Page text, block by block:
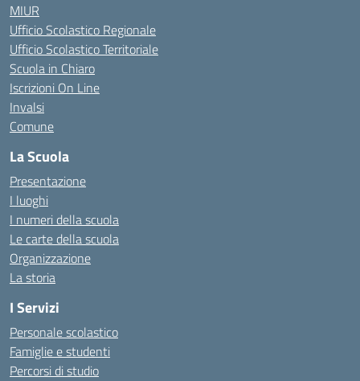
MIUR
Ufficio Scolastico Regionale
Ufficio Scolastico Territoriale
Scuola in Chiaro
Iscrizioni On Line
Invalsi
Comune
La Scuola
Presentazione
I luoghi
I numeri della scuola
Le carte della scuola
Organizzazione
La storia
I Servizi
Personale scolastico
Famiglie e studenti
Percorsi di studio